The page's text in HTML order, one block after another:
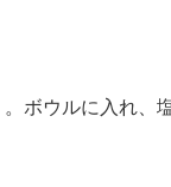
ボウルに入れ、